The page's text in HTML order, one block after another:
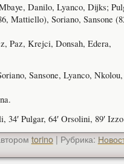
Danilo, Lyanco, Dijks;
Mattiello), Soriano, Sansone
Paz, Krejci, Donsah, Edera,
Sansone, Lyanco, Nkolou,
34′ Pulgar, 64′ Orsolini, 89′
torino | Рубрика: